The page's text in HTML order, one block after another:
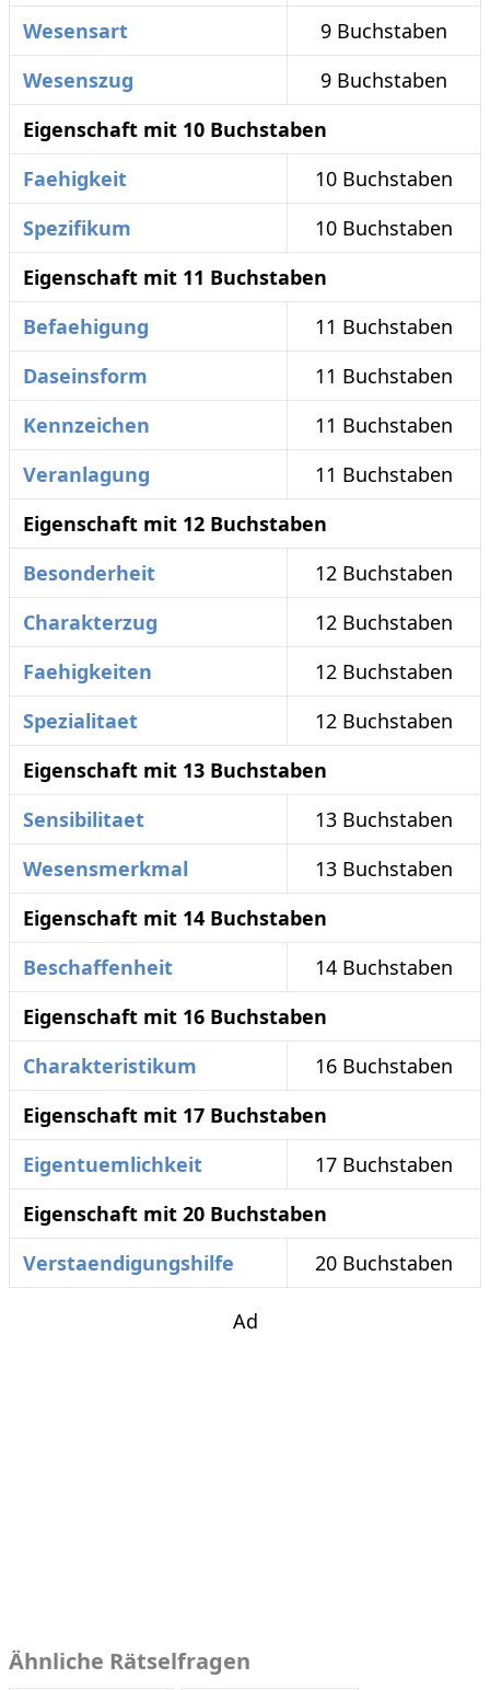
Wesensart
9 Buchstaben
Wesenszug
9 Buchstaben
Eigenschaft mit 10 Buchstaben
Faehigkeit
10 Buchstaben
Spezifikum
10 Buchstaben
Eigenschaft mit 11 Buchstaben
Befaehigung
11 Buchstaben
Daseinsform
11 Buchstaben
Kennzeichen
11 Buchstaben
Veranlagung
11 Buchstaben
Eigenschaft mit 12 Buchstaben
Besonderheit
12 Buchstaben
Charakterzug
12 Buchstaben
Faehigkeiten
12 Buchstaben
Spezialitaet
12 Buchstaben
Eigenschaft mit 13 Buchstaben
Sensibilitaet
13 Buchstaben
Wesensmerkmal
13 Buchstaben
Eigenschaft mit 14 Buchstaben
Beschaffenheit
14 Buchstaben
Eigenschaft mit 16 Buchstaben
Charakteristikum
16 Buchstaben
Eigenschaft mit 17 Buchstaben
Eigentuemlichkeit
17 Buchstaben
Eigenschaft mit 20 Buchstaben
Verstaendigungshilfe
20 Buchstaben
Ad
Ähnliche Rätselfragen